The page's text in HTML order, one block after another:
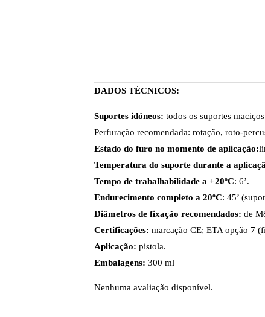
DADOS TÉCNICOS:
Suportes idóneos: todos os suportes
Perfuração recomendada: rotação, roto-
Estado do furo no momento de aplicação:
Temperatura do suporte durante a
Tempo de trabalhabilidade a +20ºC: 6’.
Endurecimento completo a 20ºC: 45’
Diâmetros de fixação recomendados: de
Certificações: marcação CE; ETA opção 7
Aplicação: pistola.
Embalagens: 300 ml
Nenhuma avaliação disponível.